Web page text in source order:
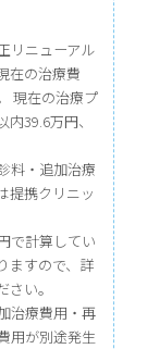
リニューアル
在の治療費
現在の治療プ
39.6万円、
料・追加治療
提携クリニッ
で計算してい
ますので、詳
い。
治療費用・再
用が別途発生